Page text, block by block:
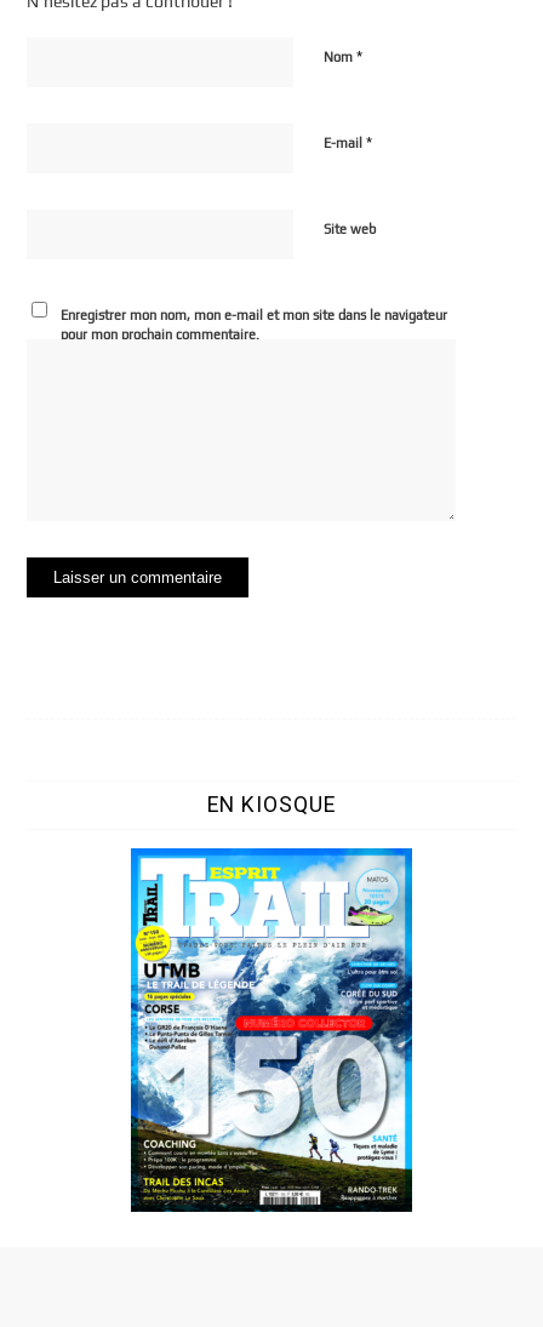
Nom*
E-mail*
Site web
Enregistrer mon nom, mon e-mail et mon site dans le navigateur
pour mon prochain commentaire.
EN KIOSQUE